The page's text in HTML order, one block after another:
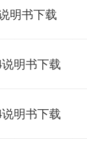
明书下载
明书下载
明书下载